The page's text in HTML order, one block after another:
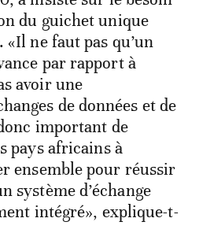
du guichet unique
ne faut pas qu’un
par rapport à
avoir une
de données et de
important de
pays africains à
ensemble pour réussir
système d’échange
intégré», explique-t-